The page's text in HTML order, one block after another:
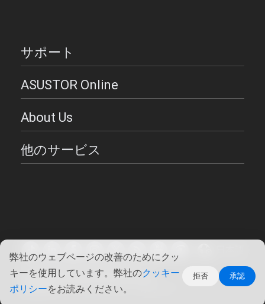
弊社のウェブページの改善のためにクッ
キーを使用しています。弊社のクッキー
ポリシーをお読みください。
拒否 承認
サポート
ASUSTOR Online
About Us
他のサービス
Copyright ©2026 ASUSTOR Inc.
使用条件 | プライバシー・ポリシー